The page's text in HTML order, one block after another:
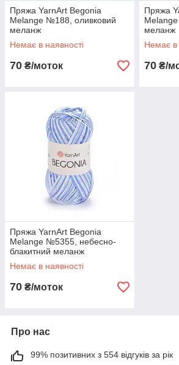
Пряжа YarnArt Begonia
Melange №188, оливковий
меланж
Немає в наявності
70 ₴/моток
Пряжа
меланж
Немає в
70 ₴/
Пряжа YarnArt Begonia
Melange №5355, небесно-
блакитний меланж
Немає в наявності
70 ₴/моток
Про нас
99% позитивних з 554 відгуків за рік